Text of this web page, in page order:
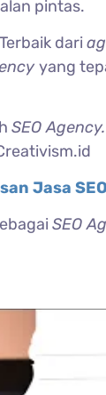
pintas.
dari
yang
SEO Agency.
Jasa SEO
SEO